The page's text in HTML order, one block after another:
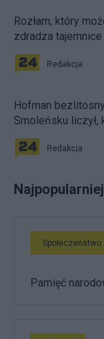
Rozłam, który
zdradza
Redakcja
Hofman
Smoleńsku liczył,
Redakcja
Społeczeństwo
Pamięć